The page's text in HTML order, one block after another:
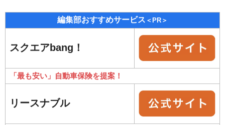
編集部おすすめサービス ＜PR＞
スクエアbang！
「最も安い」自動車保険を提案！
リースナブル